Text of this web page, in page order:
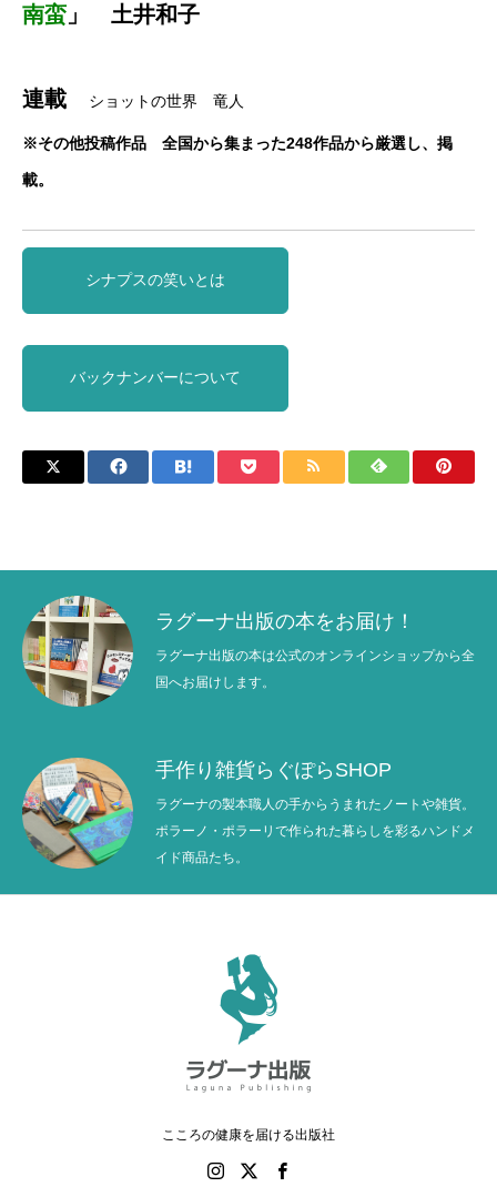
南蛮 」 土井和子
連載 ショットの世界 竜人
※その他投稿作品 全国から集まった248作品から厳選し、掲
載。
シナプスの笑いとは
バックナンバーについて
ラグーナ出版の本をお届け！
ラグーナ出版の本は公式のオンラインショップから全
国へお届けします。
手作り雑貨らぐぽらSHOP
ラグーナの製本職人の手からうまれたノートや雑貨。
ポラーノ・ポラーリで作られた暮らしを彩るハンドメ
イド商品たち。
こころの健康を届ける出版社